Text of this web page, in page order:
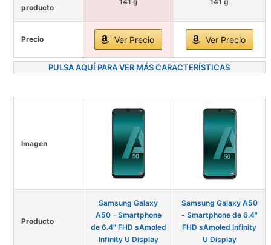
producto
Precio Ver Precio Ver Precio
PULSA AQUÍ PARA VER MÁS CARACTERÍSTICAS
Imagen
Producto
Samsung Galaxy
A50 - Smartphone
de 6.4" FHD sAmoled
Infinity U Display
Samsung Galaxy A50
- Smartphone de 6.4"
FHD sAmoled Infinity
U Display